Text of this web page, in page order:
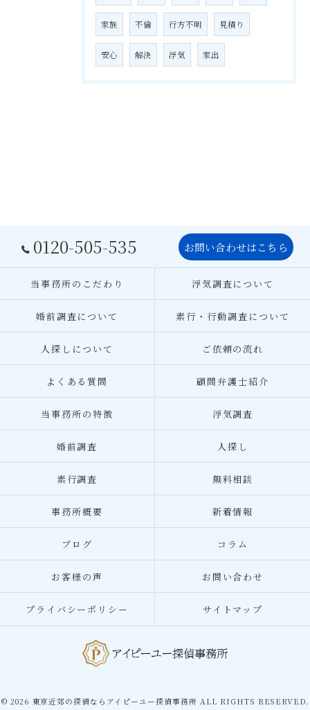
家族 不倫 行方不明 見積り
安心 解決 浮気 家出
0120-505-535 お問い合わせはこちら
当事務所のこだわり 浮気調査について
婚前調査について 素行・行動調査について
人探しについて ご依頼の流れ
よくある質問 顧問弁護士紹介
当事務所の特徴 浮気調査
婚前調査 人探し
素行調査 無料相談
事務所概要 新着情報
ブログ コラム
お客様の声 お問い合わせ
プライバシーポリシー サイトマップ
© 2026 東京近郊の探偵ならアイピーユー探偵事務所 ALL RIGHTS RESERVED.